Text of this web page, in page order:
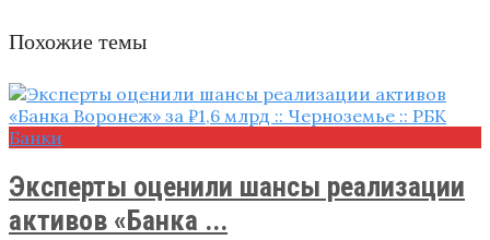
Похожие темы
Банки
Эксперты оценили шансы реализации
активов «Банка ...